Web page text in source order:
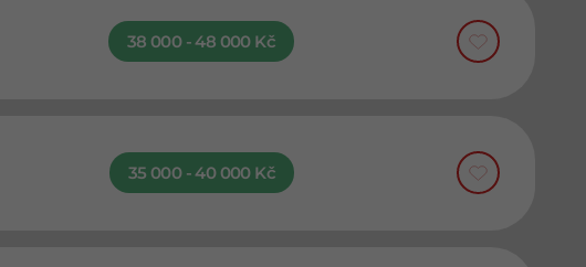
38 000 - 48 000 Kč
35 000 - 40 000 Kč